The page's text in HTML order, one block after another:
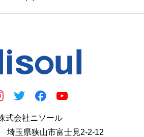
式会社ニソール
埼玉県狭山市富士見2-2-12